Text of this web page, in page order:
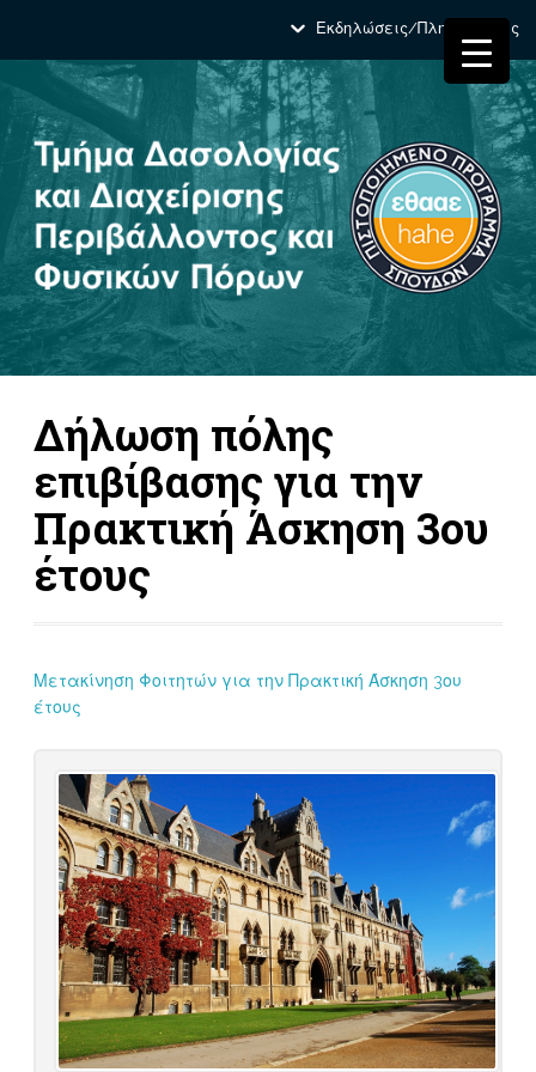
Εκδηλώσεις/Πληροφορίες
Δήλωση πόλης
επιβίβασης για την
Πρακτική Άσκηση 3ου
έτους
Μετακίνηση Φοιτητών για την Πρακτική Άσκηση 3ου
έτους